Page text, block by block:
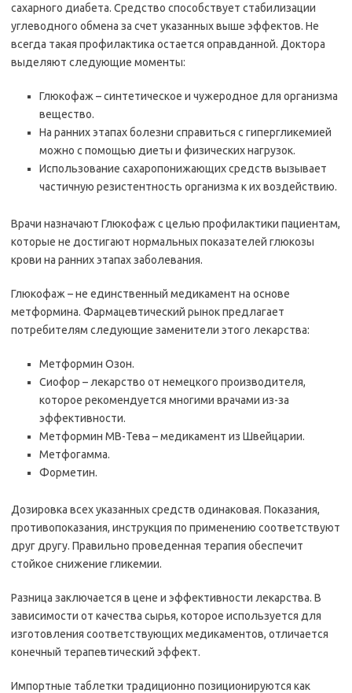
сахарного диабета. Средство способствует стабилизации
углеводного обмена за счет указанных выше эффектов. Не
всегда такая профилактика остается оправданной. Доктора
выделяют следующие моменты:
Глюкофаж – синтетическое и чужеродное для организма
вещество.
На ранних этапах болезни справиться с гипергликемией
можно с помощью диеты и физических нагрузок.
Использование сахаропонижающих средств вызывает
частичную резистентность организма к их воздействию.
Врачи назначают Глюкофаж с целью профилактики пациентам,
которые не достигают нормальных показателей глюкозы
крови на ранних этапах заболевания.
Глюкофаж – не единственный медикамент на основе
метформина. Фармацевтический рынок предлагает
потребителям следующие заменители этого лекарства:
Метформин Озон.
Сиофор – лекарство от немецкого производителя,
которое рекомендуется многими врачами из-за
эффективности.
Метформин МВ-Тева – медикамент из Швейцарии.
Метфогамма.
Форметин.
Дозировка всех указанных средств одинаковая. Показания,
противопоказания, инструкция по применению соответствуют
друг другу. Правильно проведенная терапия обеспечит
стойкое снижение гликемии.
Разница заключается в цене и эффективности лекарства. В
зависимости от качества сырья, которое используется для
изготовления соответствующих медикаментов, отличается
конечный терапевтический эффект.
Импортные таблетки традиционно позиционируются как